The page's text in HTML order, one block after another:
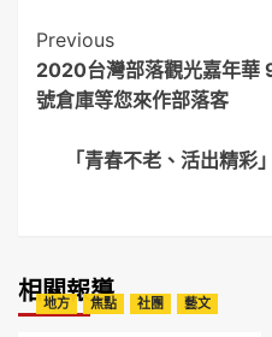
Post
Navigation
Previous
2020台灣部落觀光嘉年華
號倉庫等您來作部落客
「青春不老、活出精
相關報導
地方 焦點 社團 藝文